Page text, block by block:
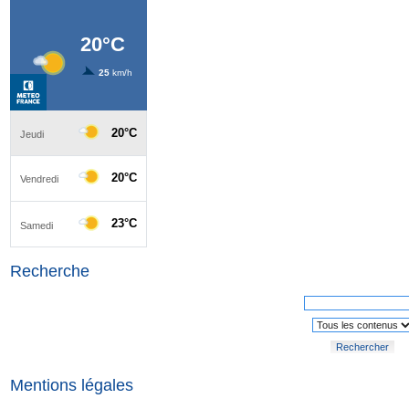
Recherche
Rechercher
Mentions légales